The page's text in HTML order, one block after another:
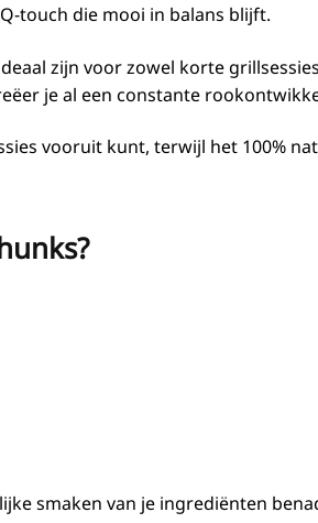
touch die mooi in balans blijft.
zijn voor zowel korte
je al een constante
vooruit kunt, terwijl het 100%
smaken van je ingrediënten